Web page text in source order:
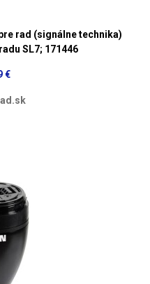
rad (signálne technika)
SL7; 171446
€